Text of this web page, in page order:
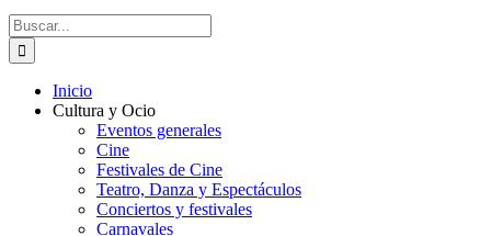
Buscar:
Inicio
Cultura y Ocio
Eventos generales
Cine
Festivales de Cine
Teatro, Danza y Espectáculos
Conciertos y festivales
Carnavales